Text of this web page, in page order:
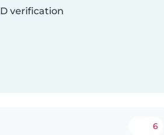
verification
6